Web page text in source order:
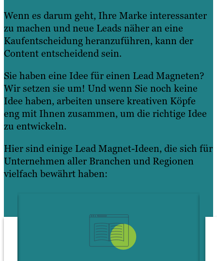
Wenn es darum geht, Ihre Marke interessanter
zu machen und neue Leads näher an eine
Kaufentscheidung heranzuführen, kann der
Content entscheidend sein.
Sie haben eine Idee für einen Lead Magneten?
Wir setzen sie um! Und wenn Sie noch keine
Idee haben, arbeiten unsere kreativen Köpfe
eng mit Ihnen zusammen, um die richtige Idee
zu entwickeln.
Hier sind einige Lead Magnet-Ideen, die sich für
Unternehmen aller Branchen und Regionen
vielfach bewährt haben: